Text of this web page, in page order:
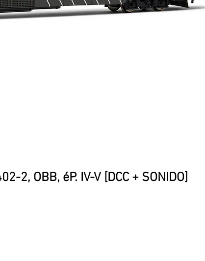
2, OBB, éP. IV-V [DCC + SONIDO]